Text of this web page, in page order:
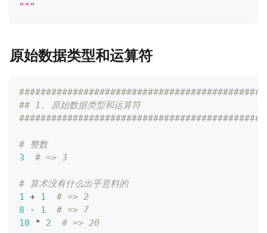
"""
原始数据类型和运算符
## 1. 原始数据类型和运算符
# 整数
3
# => 3
# 算术没有什么出乎意料的
1 + 1
# => 2
8
- 1
# => 7
10
* 2 # => 20